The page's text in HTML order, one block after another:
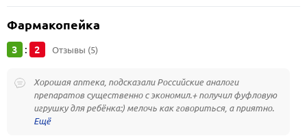
Фармакопейка
3 : 2 Отзывы (5)
Хорошая аптека, подсказали Российские аналоги
препаратов существенно с экономил.+ получил фуфловую
игрушку для ребёнка:) мелочь как говориться, а приятно.